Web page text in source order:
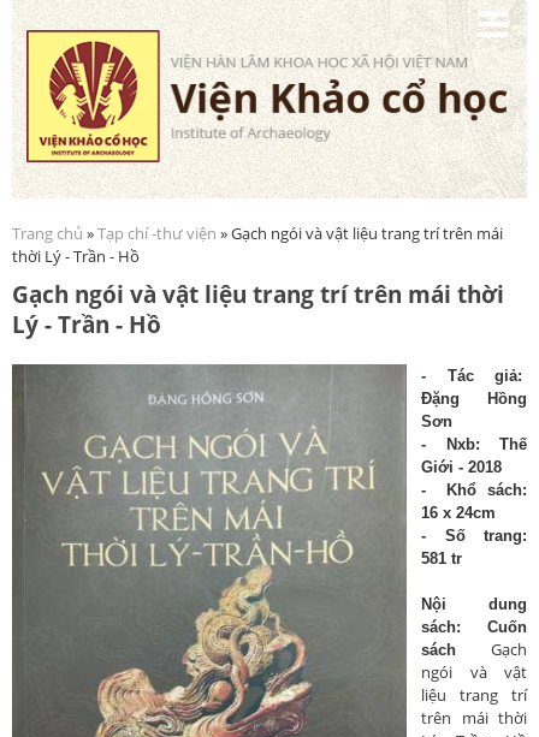
Nhảy
đến
nội
dung
Bạn đang ở đây
Trang chủ »Tạp chí -thư viện » Gạch ngói và vật liệu trang trí trên mái
thời Lý - Trần - Hồ
Gạch ngói và vật liệu trang trí trên mái thời
Lý - Trần - Hồ
- Tác giả:
Đặng Hồng
Sơn
- Nxb: Thế
Giới - 2018
- Khổ sách:
16 x 24cm
- Số trang:
581 tr
Nội dung
sách: Cuốn
sách Gạch
ngói và vật
liệu trang trí
trên mái thời